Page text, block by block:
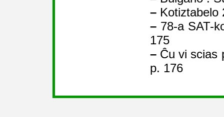
– Kotiztabelo
– 78-a SAT-
175
– Ĉu vi scias
p. 176